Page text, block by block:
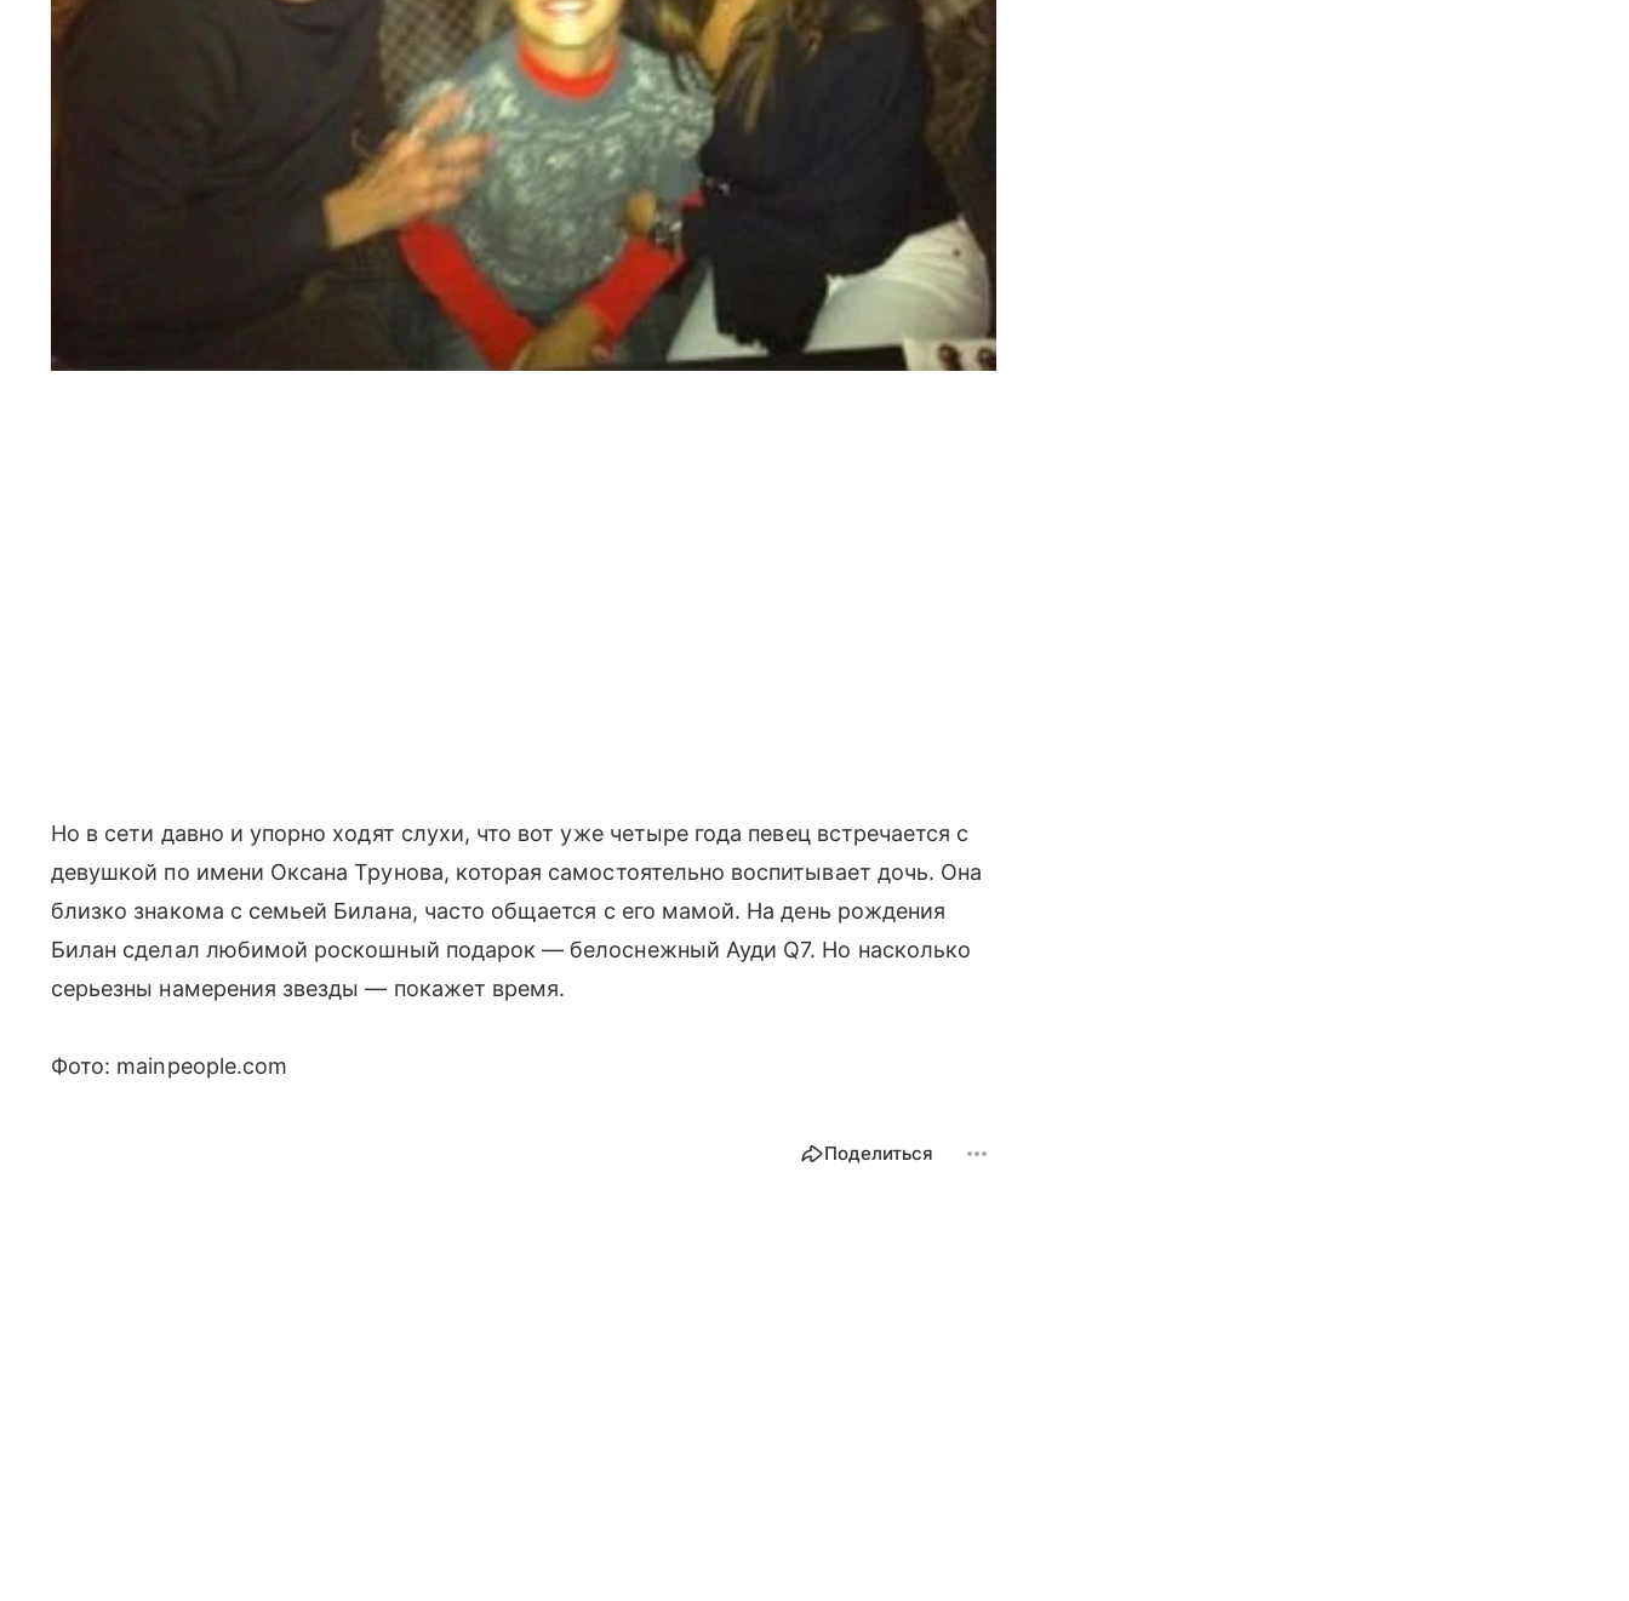
Но в сети давно и упорно ходят слухи, что вот уже четыре года певец встречается с
девушкой по имени Оксана Трунова, которая самостоятельно воспитывает дочь. Она
близко знакома с семьей Билана, часто общается с его мамой. На день рождения
Билан сделал любимой роскошный подарок — белоснежный Ауди Q7. Но насколько
серьезны намерения звезды — покажет время.
Фото: mainpeople.com
Поделиться